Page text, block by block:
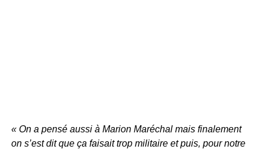
« On a pensé aussi à Marion Maréchal mais finalement
on s’est dit que ça faisait trop militaire et puis, pour notre